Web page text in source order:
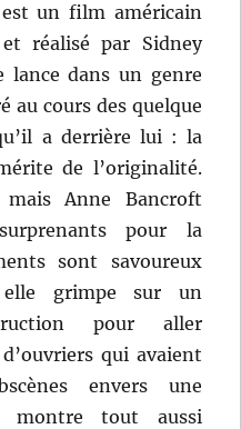
est un film américain
réalisé par Sidney
lance dans un genre
au cours des quelque
a derrière lui : la
de l’originalité.
Anne Bancroft
pour la
sont savoureux
grimpe sur un
pour aller
qui avaient
envers une
montre tout aussi